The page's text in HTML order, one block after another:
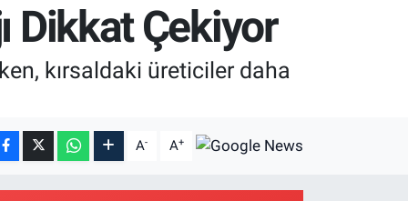
Dikkat Çekiyor
kırsaldaki üreticiler daha
A- A+